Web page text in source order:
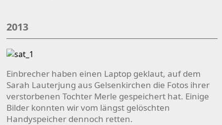
2013
Einbrecher haben einen Laptop geklaut, auf dem
Sarah Lauterjung aus ‪‎Gelsenkirchen‬ ‬‬‬die Fotos ihrer
verstorbenen Tochter Merle gespeichert hat. Einige
Bilder konnten wir vom längst gelöschten
Handyspeicher dennoch retten.